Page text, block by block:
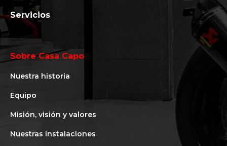
Servicios
Sobre Casa Capo
Nuestra historia
Equipo
Misión, visión y valores
Nuestras instalaciones